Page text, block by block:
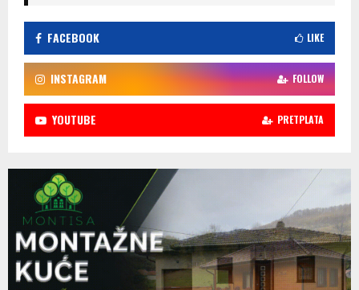
FACEBOOK LIKE
INSTAGRAM FOLLOW
YOUTUBE PRETPLATA